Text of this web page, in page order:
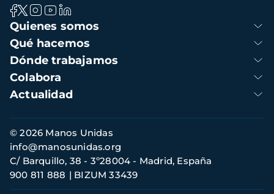
Navegación
principal
Quienes somos
Qué hacemos
Dónde trabajamos
Colabora
Actualidad
Información
de
contacto
© 2026 Manos Unidas
C/ Barquillo, 38 - 3º28004 - Madrid, España
900 811 888
BIZUM 33439
info@manosunidas.org